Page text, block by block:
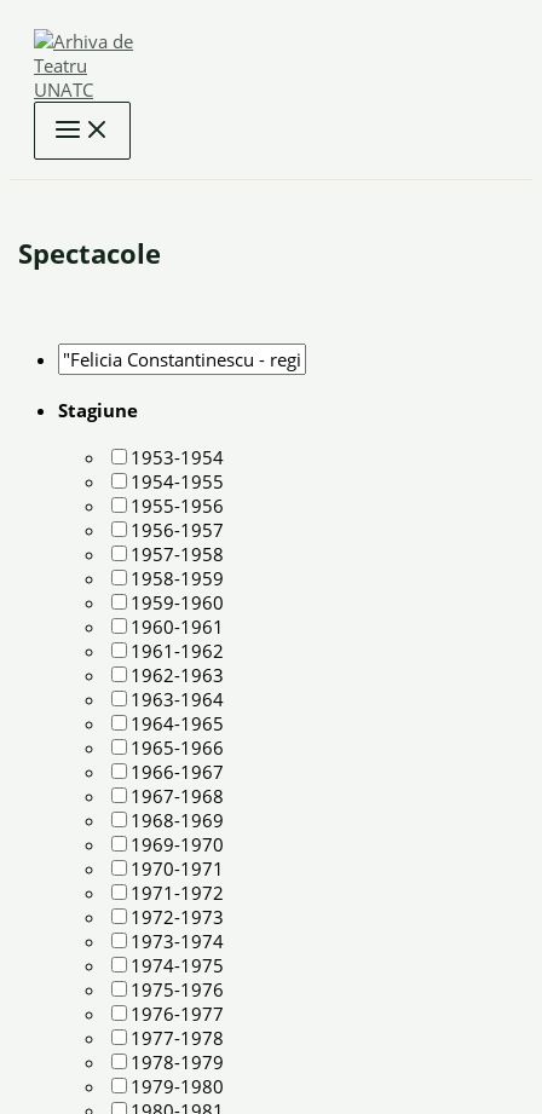
content
Spectacole
Stagiune
1953-1954
1954-1955
1955-1956
1956-1957
1957-1958
1958-1959
1959-1960
1960-1961
1961-1962
1962-1963
1963-1964
1964-1965
1965-1966
1966-1967
1967-1968
1968-1969
1969-1970
1970-1971
1971-1972
1972-1973
1973-1974
1974-1975
1975-1976
1976-1977
1977-1978
1978-1979
1979-1980